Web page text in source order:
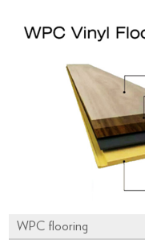
WPC flooring